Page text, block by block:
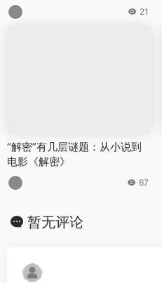
21
“解密”有几层谜题：从小说到
电影《解密》
67
暂无评论